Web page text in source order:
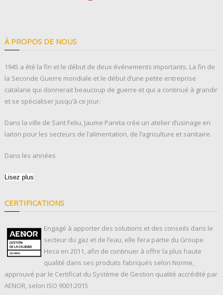
À PROPOS DE NOUS
1945 a été la fin et le début de deux événements importants. La fin de
la Seconde Guerre mondiale et le début d’une petite entreprise
catalane qui donnerait beaucoup de guerre et qui a continué à grandir
et se spécialiser jusqu’à ce jour.
Dans la ville de Sant Feliu, Jaume Pareta crée un atelier d’usinage en
laiton pour les secteurs de l’alimentation, de l’agriculture et sanitaire.
Dans les années
Lisez plus
CERTIFICATIONS
Engagé à apporter des solutions et des conseils dans le
secteur du gaz et de l’eau, elle fera partie du Groupe
Heca en 2011, afin de continuer à offrir la plus haute
qualité dans ses produits fabriqués selon Norme,
approuvé par le Certificat du Système de Gestion qualité accrédité par
AENOR, selon ISO 9001:2015